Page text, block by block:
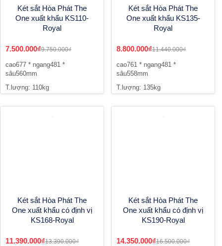
Két sắt Hòa Phát The
One xuất khẩu KS110-
Royal
7.500.000₫9.750.000₫
cao677 * ngang481 *
sâu560mm
T.lượng: 110kg
Két sắt Hòa Phát The
One xuất khẩu KS135-
Royal
8.800.000₫11.440.000₫
cao761 * ngang481 *
sâu558mm
T.lượng: 135kg
Két sắt Hòa Phát The
One xuất khẩu có định vị
KS168-Royal
11.390.000₫13.390.000₫
Két sắt Hòa Phát The
One xuất khẩu có định vị
KS190-Royal
14.350.000₫16.500.000₫